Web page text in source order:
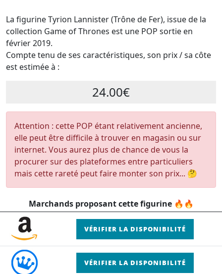
La figurine Tyrion Lannister (Trône de Fer), issue de la
collection Game of Thrones est une POP sortie en
février 2019.
Compte tenu de ses caractéristiques, son prix / sa côte
est estimée à :
24.00€
Attention : cette POP étant relativement ancienne,
elle peut être difficile à trouver en magasin ou sur
internet. Vous aurez plus de chance de vous la
procurer sur des plateformes entre particuliers
mais cette rareté peut faire monter son prix... 🤔
Marchands proposant cette figurine 🔥🔥
VÉRIFIER LA DISPONIBILITÉ
VÉRIFIER LA DISPONIBILITÉ